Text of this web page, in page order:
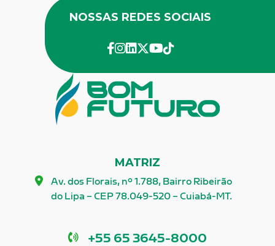
MATRIZ
Av. dos Florais, nº 1.788, Bairro Ribeirão
do Lipa – CEP 78.049-520 – Cuiabá-MT.
Telefone
+55 65 3645-8000
NOSSAS REDES SOCIAIS
facebook
instagram
linkedin
twitteryoutube
Tik-Tok